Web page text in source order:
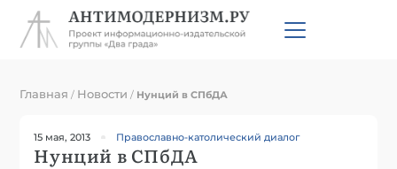
Главная / Новости / Нунций в СПбДА
15 мая, 2013 Православно-католический диалог
Нунций в СПбДА